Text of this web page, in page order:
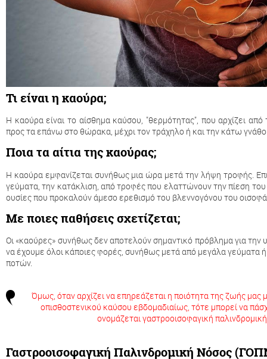
Τι είναι η καούρα;
Η καούρα είναι το αίσθημα καύσου, "θερμότητας", που αρχίζει
προς τα επάνω στο θώρακα, μέχρι τον τράχηλο ή και την κάτω
Ποια τα αίτια της καούρας;
Η καούρα εμφανίζεται συνήθως μια ώρα μετά την λήψη τροφής.
γεύματα, την κατάκλιση, από τροφές που ελαττώνουν την πίεση
ουσίες που προκαλούν άμεσο ερεθισμό του βλεννογόνου του
Με ποιες παθήσεις σχετίζεται;
Οι «καούρες» συνήθως δεν αποτελούν σημαντικό πρόβλημα για την
να έχουμε όλοι κάποιες φορές, συνήθως μετά από μεγάλα
ποτών.
Όμως, όταν αρχίζει να επηρεάζεται η ποιότητα της ζωής μας
οπισθοστενικού καύσου εβδομαδιαίως, τότε μπορεί να
ονομάζεται γαστροοισοφαγική
Γαστροοισοφαγική Παλινδρομική Νόσος